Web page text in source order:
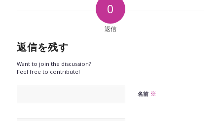
0
返信
返信を残す
Want to join the discussion?
Feel free to contribute!
名前 ※